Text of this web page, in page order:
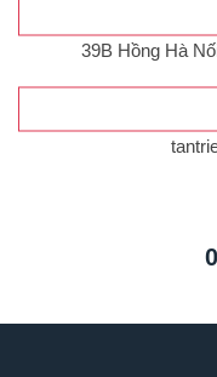
39B Hồng Hà